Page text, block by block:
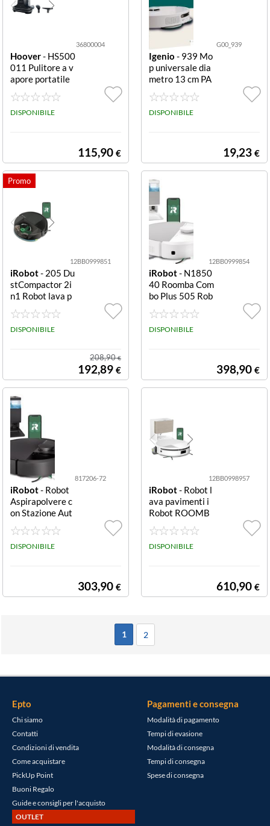
36800004
Hoover- HS500
011 Pulitore a v
apore portatile
LAVASCIUGA M
ULTISUPERFICI
400W 1.5/0.8L
DISPONIBILE
115,90 €
G00_939
Igenio - 939 Mo
p universale dia
metro 13 cm PA
NNI MOP PER
ROBOT LAVAPA
VIMENTI d13 C
DISPONIBILE
19,23 €
12BB0999851
iRobot- 205 Du
stCompactor 2i
n1 Robot lava p
avimenti iRobot
L121040 ROO
MBA COMBO 2
BO 205 DustCo
mpactor 2in
DISPONIBILE
208,90€
192,89 €
12BB0999854
iRobot- N1850
40 Roomba Com
bo Plus 505 Rob
ot lavapaviment
i 2in1 Robot lav
a pavimenti iRo
DISPONIBILE
398,90 €
817206-72
iRobot- Robot
Aspirapolvere c
on Stazione Aut
owash Robot lav
a pavimenti iRo
bot G185040 R
DISPONIBILE
303,90 €
12BB0998957
iRobot- Robot l
ava pavimenti i
Robot ROOMB
A COMBO Plus
705 + Autowash
Plus 705 + Auto
DISPONIBILE
610,90 €
1 2
Epto
Chi siamo
Contatti
Condizioni di vendita
Come acquistare
PickUp Point
Buoni Regalo
Guide e consigli per l'acquisto
OUTLET
Pagamenti e consegna
Modalità di pagamento
Tempi di evasione
Modalità di consegna
Tempi di consegna
Spese di consegna